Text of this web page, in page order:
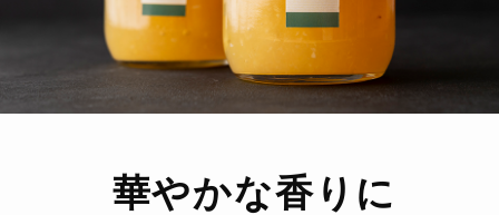
華やかな香りに